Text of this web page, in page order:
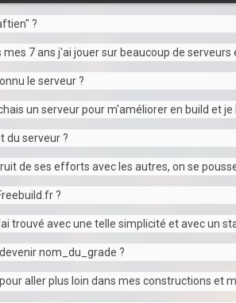
?
7 ans j'ai jouer sur beaucoup de
le serveur ?
un serveur pour m'améliorer en build et je
du serveur ?
de ses efforts avec les autres, on se
?
trouvé avec une telle simplicité et avec un
nom_du_grade ?
aller plus loin dans mes constructions et